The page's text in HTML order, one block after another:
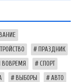
ПРАЗДНИК
ВОВРЕМЯ СПОРТ
ВЫБОРЫ АВТО